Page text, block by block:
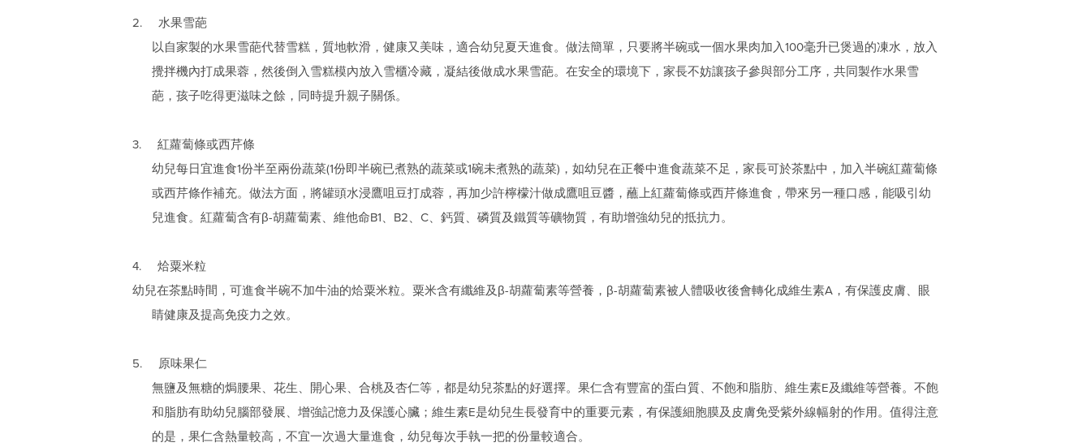
2. 水果雪葩
以自家製的水果雪葩代替雪糕，質地軟滑，健康又美味，適合幼兒夏天進食。做法簡單，只要將半碗或一個水果肉加入100毫升已煲過的凍水，放入
攪拌機內打成果蓉，然後倒入雪糕模內放入雪櫃冷藏，凝結後做成水果雪葩。在安全的環境下，家長不妨讓孩子參與部分工序，共同製作水果雪
葩，孩子吃得更滋味之餘，同時提升親子關係。
3. 紅蘿蔔條或西芹條
幼兒每日宜進食1份半至兩份蔬菜(1份即半碗已煮熟的蔬菜或1碗未煮熟的蔬菜)，如幼兒在正餐中進食蔬菜不足，家長可於茶點中，加入半碗紅蘿蔔條
或西芹條作補充。做法方面，將罐頭水浸鷹咀豆打成蓉，再加少許檸檬汁做成鷹咀豆醬，蘸上紅蘿蔔條或西芹條進食，帶來另一種口感，能吸引幼
兒進食。紅蘿蔔含有β-胡蘿蔔素、維他命B1、B2、C、鈣質、磷質及鐵質等礦物質，有助增強幼兒的抵抗力。
4. 烚粟米粒
幼兒在茶點時間，可進食半碗不加牛油的烚粟米粒。粟米含有纖維及β-胡蘿蔔素等營養，β-胡蘿蔔素被人體吸收後會轉化成維生素A，有保護皮膚、眼
睛健康及提高免疫力之效。
5. 原味果仁
無鹽及無糖的焗腰果、花生、開心果、合桃及杏仁等，都是幼兒茶點的好選擇。果仁含有豐富的蛋白質、不飽和脂肪、維生素E及纖維等營養。不飽
和脂肪有助幼兒腦部發展、增強記憶力及保護心臟；維生素E是幼兒生長發育中的重要元素，有保護細胞膜及皮膚免受紫外線幅射的作用。值得注意
的是，果仁含熱量較高，不宜一次過大量進食，幼兒每次手執一把的份量較適合。